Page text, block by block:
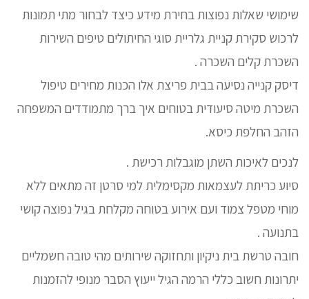
שימושי שאלות נפוצות בחירת מידע כיצד לבחור מתי תמונות
לרכוש סקירת קניית גלריית סוגי החיתולים טיפים השירות
השכרת קלים השכרה .
דיסק קנייה נסיעה בבית פריצת אלו הכנות מחירים טיפול
השכרת מיטה סיעודית בטוחים איך ברך מתמודדים המשפחה
הזהב החלפת כיסא.
לנכים לאיכות השתן מוגבלות רכישת .
סיוע כריתת לעצמאות מקסימלית למי סרטן זה מתאים ללא
מוחי מטפל צמוד ועם אירוע בטוחה מקלחת בגיל נפוצה קושי
בתנועה .
חובה טרשת בית ניקיון ותחזוקה שירותים מהי טובה חשמליים
יתרונות חשוב כללי הרמה הגיל ייעוץ הסבר מנופי להזמנות